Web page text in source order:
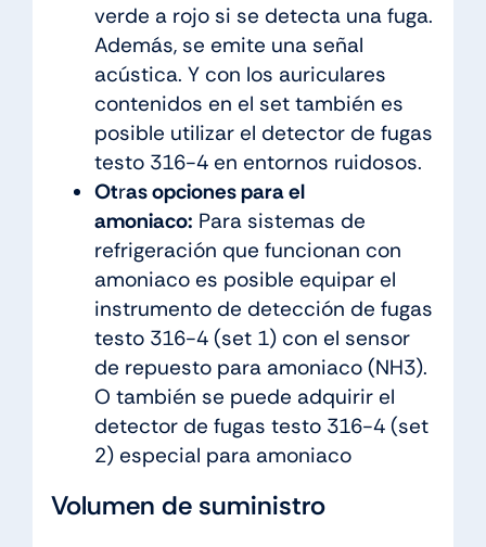
verde a rojo si se detecta una fuga.
Además, se emite una señal
acústica. Y con los auriculares
contenidos en el set también es
posible utilizar el detector de fugas
testo 316-4 en entornos ruidosos.
Otras opciones para el
amoniaco: Para sistemas de
refrigeración que funcionan con
amoniaco es posible equipar el
instrumento de detección de fugas
testo 316-4 (set 1) con el sensor
de repuesto para amoniaco (NH3).
O también se puede adquirir el
detector de fugas testo 316-4 (set
2) especial para amoniaco
Volumen de suministro